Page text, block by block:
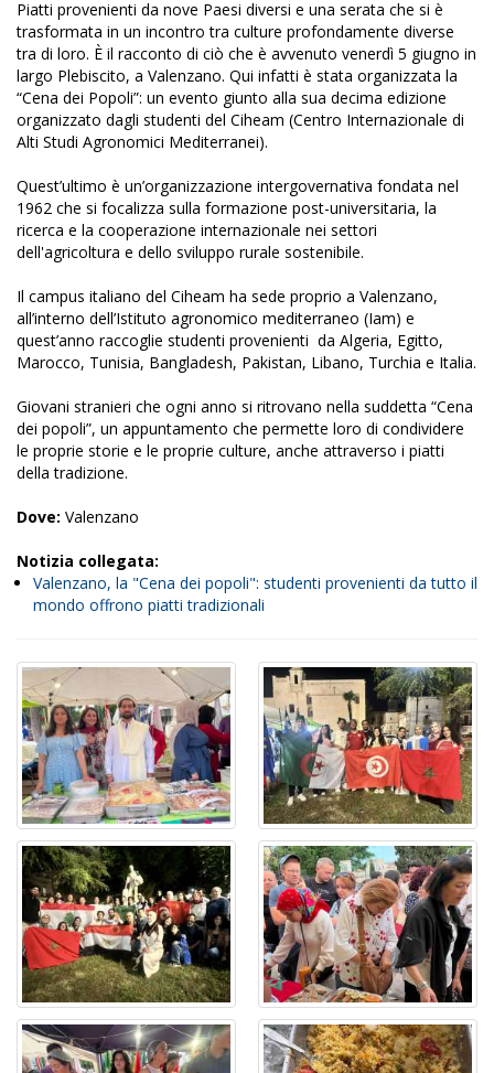
Piatti provenienti da nove Paesi diversi e una serata che si è
trasformata in un incontro tra culture profondamente diverse
tra di loro. È il racconto di ciò che è avvenuto venerdì 5 giugno in
largo Plebiscito, a Valenzano. Qui infatti è stata organizzata la
“Cena dei Popoli”: un evento giunto alla sua decima edizione
organizzato dagli studenti del Ciheam (Centro Internazionale di
Alti Studi Agronomici Mediterranei).
Quest’ultimo è un’organizzazione intergovernativa fondata nel
1962 che si focalizza sulla formazione post-universitaria, la
ricerca e la cooperazione internazionale nei settori
dell'agricoltura e dello sviluppo rurale sostenibile.
Il campus italiano del Ciheam ha sede proprio a Valenzano,
all’interno dell’Istituto agronomico mediterraneo (Iam) e
quest’anno raccoglie studenti provenienti da Algeria, Egitto,
Marocco, Tunisia, Bangladesh, Pakistan, Libano, Turchia e Italia.
Giovani stranieri che ogni anno si ritrovano nella suddetta “Cena
dei popoli”, un appuntamento che permette loro di condividere
le proprie storie e le proprie culture, anche attraverso i piatti
della tradizione.
Dove: Valenzano
Notizia collegata:
Valenzano, la "Cena dei popoli": studenti provenienti da tutto il
mondo offrono piatti tradizionali